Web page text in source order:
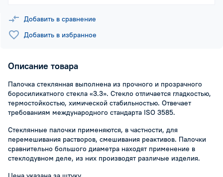
Добавить в сравнение
Добавить в избранное
Описание товара
Палочка стеклянная выполнена из прочного и прозрачного
боросиликатного стекла «3.3». Стекло отличается гладкостью,
термостойкостью, химической стабильностью. Отвечает
требованиям международного стандарта ISO 3585.
Стеклянные палочки применяются, в частности, для
перемешивания растворов, смешивания реактивов. Палочки
сравнительно большого диаметра находят применение в
стеклодувном деле, из них производят различые изделия.